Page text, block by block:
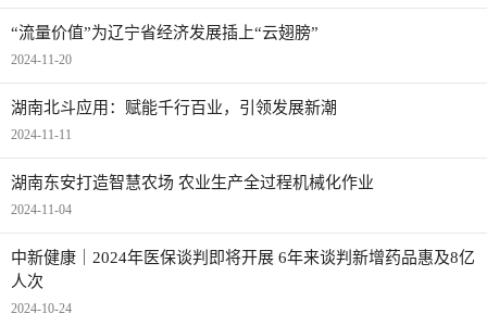
“流量价值”为辽宁省经济发展插上“云翅膀”
2024-11-20
湖南北斗应用：赋能千行百业，引领发展新潮
2024-11-11
湖南东安打造智慧农场 农业生产全过程机械化作业
2024-11-04
中新健康｜2024年医保谈判即将开展 6年来谈判新增药品惠及8亿
人次
2024-10-24